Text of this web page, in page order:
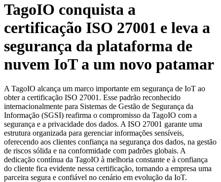
TagoIO conquista a
certificação ISO 27001 e leva a
segurança da plataforma de
nuvem IoT a um novo patamar
A TagoIO alcança um marco importante em segurança de IoT ao
obter a certificação ISO 27001. Esse padrão reconhecido
internacionalmente para Sistemas de Gestão de Segurança da
Informação (SGSI) reafirma o compromisso da TagoIO com a
segurança e a privacidade dos dados. A ISO 27001 garante uma
estrutura organizada para gerenciar informações sensíveis,
oferecendo aos clientes confiança na segurança dos dados, na gestão
de riscos sólida e na conformidade com padrões globais. A
dedicação contínua da TagoIO à melhoria constante e à confiança
do cliente fica evidente nessa certificação, tornando a empresa uma
parceira segura e confiável no cenário em evolução da IoT.